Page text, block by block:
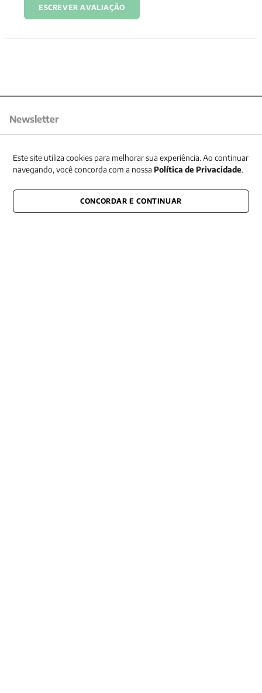
ESCREVER AVALIAÇÃO
Newsletter
CONECTE-SE CONOSCO
Este site utiliza cookies para melhorar sua experiência. Ao continuar
navegando, você concorda com a nossa Política de Privacidade.
CONCORDAR E CONTINUAR